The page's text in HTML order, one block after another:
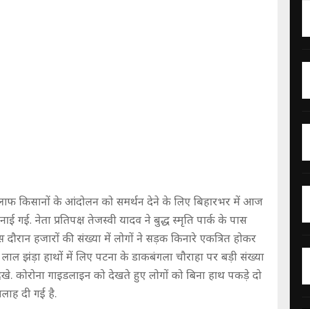
किसानों के आंदोलन को समर्थन देने के लिए बिहारभर में आज
गई. नेता प्रतिपक्ष तेजस्वी यादव ने बुद्ध स्मृति पार्क के पास
हजारों की संख्या में लोगों ने सड़क किनारे एकत्रित होकर
झंड़ा हाथों में लिए पटना के डाकबंगला चौराहा पर बड़ी संख्या
कोरोना गाइडलाइन को देखते हुए लोगों को बिना हाथ पकड़े दो
दी गई है.